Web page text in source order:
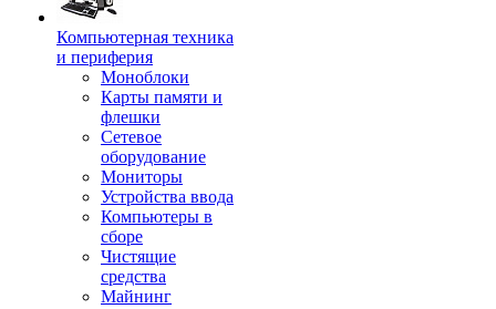
Компьютерная техника
и периферия
Моноблоки
Карты памяти и
флешки
Сетевое
оборудование
Мониторы
Устройства ввода
Компьютеры в
сборе
Чистящие
средства
Майнинг